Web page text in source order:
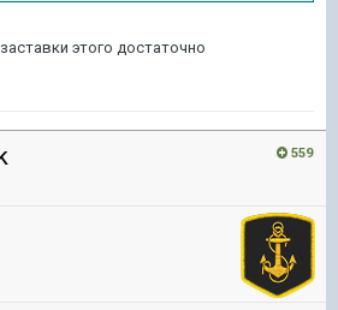
этого достаточно
559